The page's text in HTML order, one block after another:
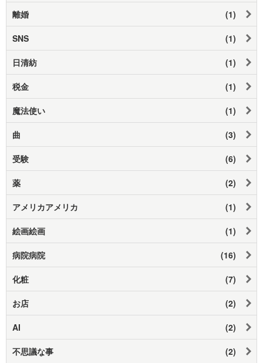
離婚 (1)
SNS (1)
日清紡 (1)
税金 (1)
魔法使い (1)
曲 (3)
受験 (6)
薬 (2)
アメリカアメリカ (1)
絵画絵画 (1)
病院病院 (16)
化粧 (7)
お店 (2)
AI (2)
不思議な事 (2)